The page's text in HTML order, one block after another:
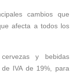
cambios que
afecta a todos los
y bebidas
IVA de 19%, para